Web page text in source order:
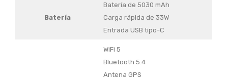
Batería
Batería de 5030 mAh
Carga rápida de 33W
Entrada USB tipo-C
WiFi 5
Bluetooth 5.4
Antena GPS